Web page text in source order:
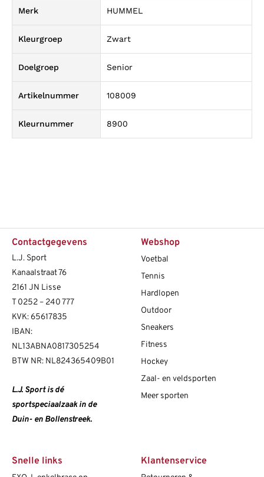
Merk HUMMEL
Kleurgroep Zwart
Doelgroep Senior
Artikelnummer 108009
Kleurnummer 8900
Contactgegevens
L.J. Sport
Kanaalstraat 76
2161 JN Lisse
T 0252 – 240 777
KVK: 65617835
IBAN:
NL13ABNA0817305254
BTW NR: NL824365409B01
L.J. Sport is dé
sportspeciaalzaak in de
Duin- en Bollenstreek.
Webshop
Voetbal
Tennis
Hardlopen
Outdoor
Sneakers
Fitness
Hockey
Zaal- en veldsporten
Meer sporten
Snelle links Klantenservice